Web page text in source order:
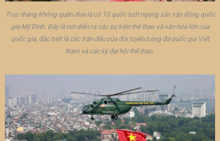
Trực thăng Không quân đưa lá cờ Tổ quốc lướt ngang sân vận động quốc
gia Mỹ Đình. Đây là nơi diễn ra các sự kiện thể thao và văn hóa lớn của
quốc gia, đặc biệt là các trận đấu của đội tuyển bóng đá quốc gia Việt
Nam và các kỳ đại hội thể thao.